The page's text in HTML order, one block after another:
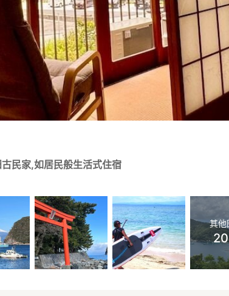
民家,如居民般生活式住宿
其他